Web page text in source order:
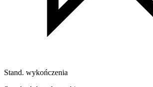
Stand. wykończenia